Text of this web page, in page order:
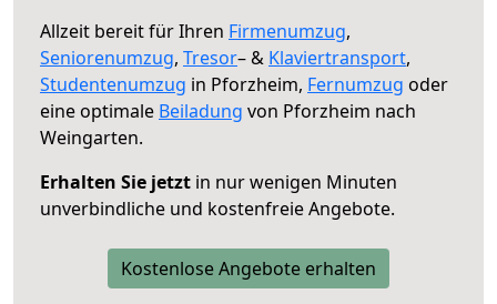
Allzeit bereit für Ihren Firmenumzug,
Seniorenumzug, Tresor– & Klaviertransport,
Studentenumzug in Pforzheim, Fernumzug oder
eine optimale Beiladung von Pforzheim nach
Weingarten.
Erhalten Sie jetzt in nur wenigen Minuten
unverbindliche und kostenfreie Angebote.
Kostenlose Angebote erhalten